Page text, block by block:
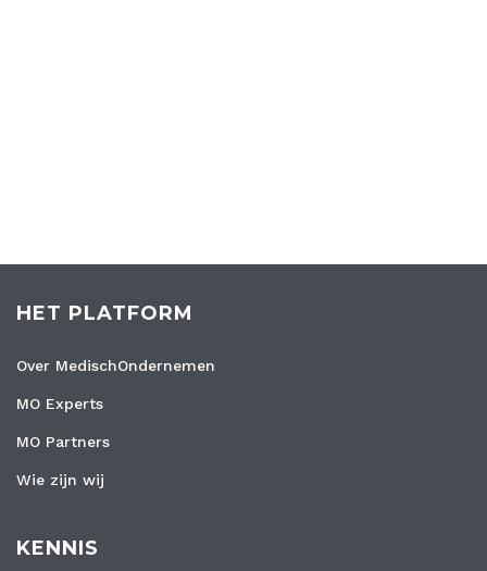
HET PLATFORM
Over MedischOndernemen
MO Experts
MO Partners
Wie zijn wij
KENNIS